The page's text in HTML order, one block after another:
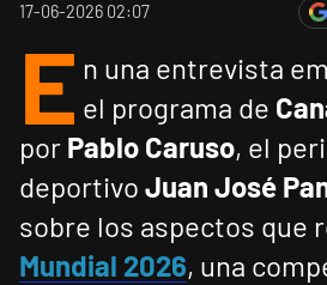
17-06-2026 02:07
E n una entrevista
el programa de
por Pablo Caruso, el
deportivo Juan José
sobre los aspectos que
Mundial 2026, una